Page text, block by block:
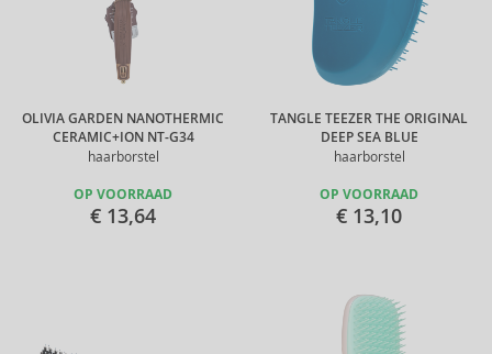
OLIVIA GARDEN NANOTHERMIC
CERAMIC+ION NT-G34
haarborstel
OP VOORRAAD
€ 13,64
TANGLE TEEZER THE ORIGINAL
DEEP SEA BLUE
haarborstel
OP VOORRAAD
€ 13,10